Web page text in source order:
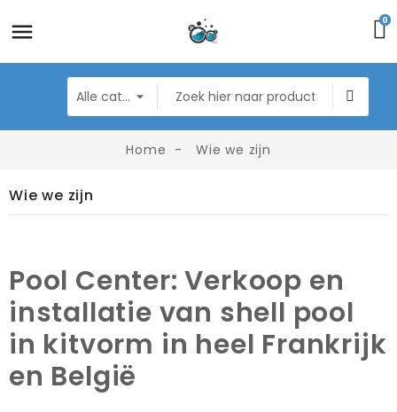
0
Home Wie we zijn
Wie we zijn
Pool Center: Verkoop en
installatie van shell pool
in kitvorm in heel Frankrijk
en België